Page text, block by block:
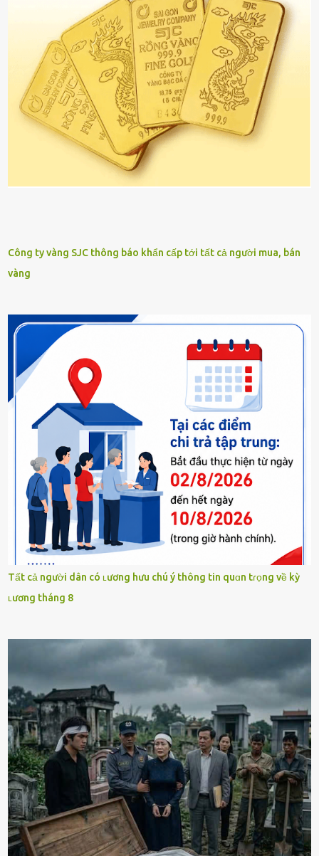
Công ty vàng SJC thông báo khẩn cấp tới tất cả người mua, bán
vàng
Tất cả người dân có ʟương hưu chú ý thông tin quɑn tɾọng về kỳ
ʟương tháng 8